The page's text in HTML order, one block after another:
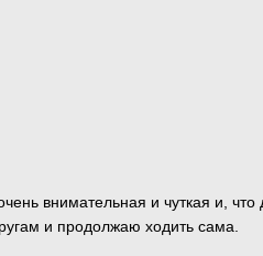
внимательная и чуткая и,
и продолжаю ходить сама.